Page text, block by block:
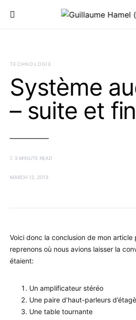
TECHNOLOGIE
Système
– suite et fin
3 MINUTE READ
MARCH 12, 2013
Voici donc la conclusion de mon article
reprenons où nous avions laisser la
étaient:
Un amplificateur stéréo
Une paire d’haut-parleurs
Une table tournante